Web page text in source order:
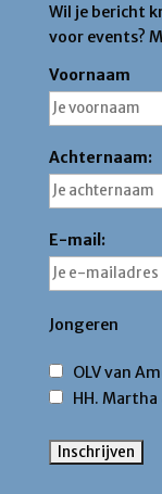
Wil je bericht
voor events?
Voornaam
Achternaam:
E-mail:
Jongeren
OLV van
HH. Martha